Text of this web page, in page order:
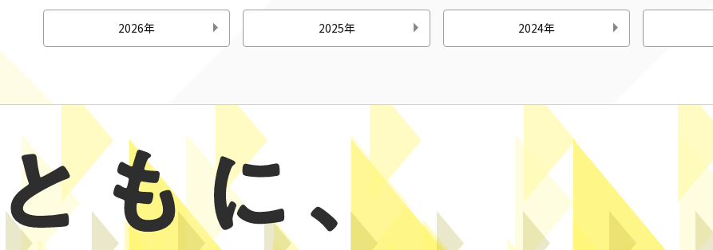
2026年 2025年 2024年